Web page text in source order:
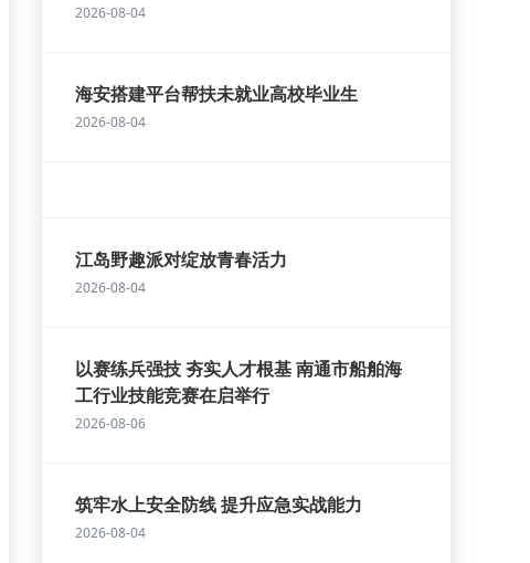
2026-08-04
海安搭建平台帮扶未就业高校毕业生
2026-08-04
江岛野趣派对绽放青春活力
2026-08-04
以赛练兵强技 夯实人才根基 南通市船舶海
工行业技能竞赛在启举行
2026-08-06
筑牢水上安全防线 提升应急实战能力
2026-08-04